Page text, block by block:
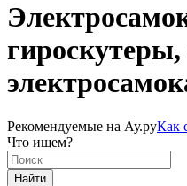
гироскутеры,
Рекомендуемые на Ау.руКак
Что ищем?
Найти